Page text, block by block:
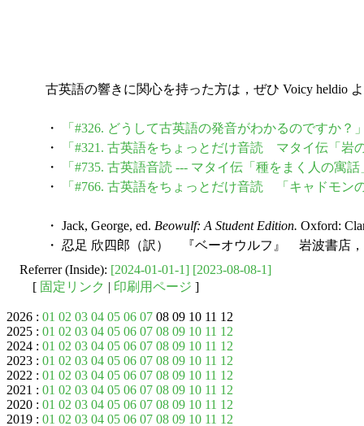
古英語の響きに関心を持った方は，ぜひ Voicy heldio
・
「#326. どうして古英語の発音がわかるのですか？
・
「#321. 古英語をちょっとだけ音読 マタイ伝「岩
・
「#735. 古英語音読 --- マタイ伝「種をまく人の寓
・
「#766. 古英語をちょっとだけ音読 「キャドモン
・ Jack, George, ed. Beowulf: A Student Edition. Oxford:
・ 忍足 欣四郎（訳） 『ベーオウルフ』 岩波書店，
Referrer (Inside): [2024-01-01-1] [2023-08-08-1]
[ 固定リンク | 印刷用ページ ]
2026 : 01 02 03 04 05 06 07 08 09 10 11 12
2025 : 01 02 03 04 05 06 07 08 09 10 11 12
2024 : 01 02 03 04 05 06 07 08 09 10 11 12
2023 : 01 02 03 04 05 06 07 08 09 10 11 12
2022 : 01 02 03 04 05 06 07 08 09 10 11 12
2021 : 01 02 03 04 05 06 07 08 09 10 11 12
2020 : 01 02 03 04 05 06 07 08 09 10 11 12
2019 : 01 02 03 04 05 06 07 08 09 10 11 12